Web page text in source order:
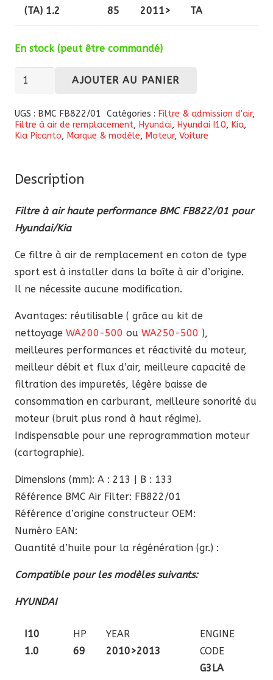
(TA) 1.2
85
2011>
TA
En stock (peut être commandé)
quantité
Filtre
à
performance
FB822/01
pour
AJOUTER AU PANIER
UGS : BMC FB822/01 Catégories : Filtre & admission d'air,
Filtre à air de remplacement, Hyundai, Hyundai I10, Kia,
Kia Picanto, Marque & modèle, Moteur, Voiture
Description
Filtre à air haute performance BMC FB822/01 pour
Hyundai/Kia
Ce filtre à air de remplacement en coton de type
sport est à installer dans la boîte à air d’origine.
Il ne nécessite aucune modification.
Avantages: réutilisable ( grâce au kit de
nettoyage WA200-500 ou WA250-500 ),
meilleures performances et réactivité du moteur,
meilleur débit et flux d’air, meilleure capacité de
filtration des impuretés, légère baisse de
consommation en carburant, meilleure sonorité du
moteur (bruit plus rond à haut régime).
Indispensable pour une reprogrammation moteur
(cartographie).
Dimensions (mm): A : 213 | B : 133
Référence BMC Air Filter: FB822/01
Référence d’origine constructeur OEM:
Numéro EAN:
Quantité d’huile pour la régénération (gr.) :
Compatible pour les modèles suivants:
HYUNDAI
I10
1.0
HP
69
YEAR
2010>2013
ENGINE
CODE
G3LA